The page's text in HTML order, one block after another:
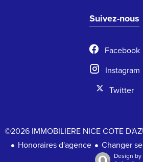
Suivez-nous
Facebook
Instagram
Twitter
©2026 IMMOBILIERE NICE COTE
Honoraires d'agence
Changer
Design by